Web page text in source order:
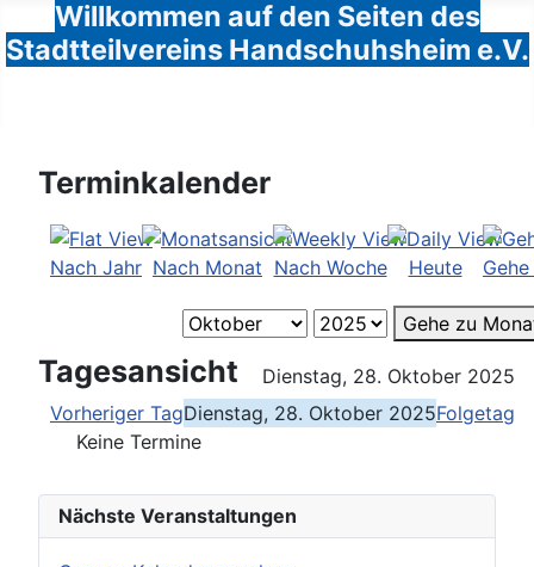
Willkommen auf den Seiten des
Stadtteilvereins Handschuhsheim e.V.
Terminkalender
Nach Jahr Nach Monat Nach Woche Heute
Gehe zu
Tagesansicht
Dienstag, 28. Oktober 2025
Vorheriger TagDienstag, 28. Oktober 2025Folgetag
Keine Termine
Nächste Veranstaltungen